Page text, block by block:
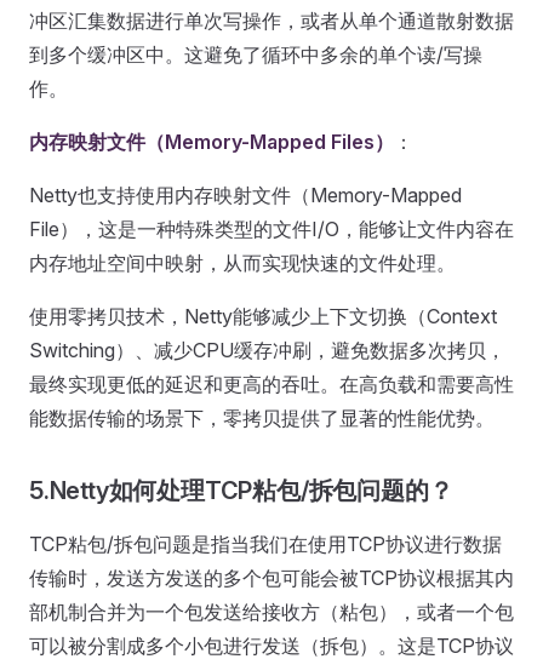
冲区汇集数据进行单次写操作，或者从单个通道散射数据
到多个缓冲区中。这避免了循环中多余的单个读/写操
作。
内存映射文件（Memory-Mapped Files） ：
Netty也支持使用内存映射文件（Memory-Mapped
File），这是一种特殊类型的文件I/O，能够让文件内容在
内存地址空间中映射，从而实现快速的文件处理。
使用零拷贝技术，Netty能够减少上下文切换（Context
Switching）、减少CPU缓存冲刷，避免数据多次拷贝，
最终实现更低的延迟和更高的吞吐。在高负载和需要高性
能数据传输的场景下，零拷贝提供了显著的性能优势。
5.Netty如何处理TCP粘包/拆包问题的？
TCP粘包/拆包问题是指当我们在使用TCP协议进行数据
传输时，发送方发送的多个包可能会被TCP协议根据其内
部机制合并为一个包发送给接收方（粘包），或者一个包
可以被分割成多个小包进行发送（拆包）。这是TCP协议